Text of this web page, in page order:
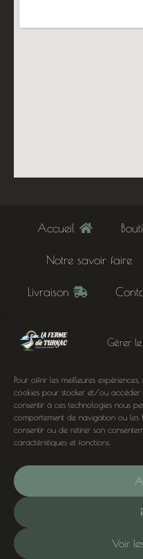
Gérer
Pour offrir les meilleures
cookies pour stocker et/ou accéder
consentir à ces technologies nous
comportement de navigation ou les
consentir ou de retirer son
caractéristiques et fonctions.
Voir
Accueil
Notre savoir faire
Livraison
À deux
Saint-Julien,
Périgord, Le
Lascaux et